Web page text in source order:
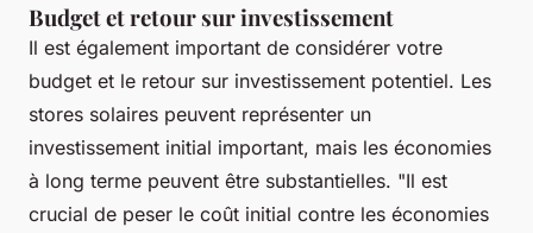
Budget et retour sur investissement
Il est également important de considérer votre
budget et le retour sur investissement potentiel. Les
stores solaires peuvent représenter un
investissement initial important, mais les économies
à long terme peuvent être substantielles. "Il est
crucial de peser le coût initial contre les économies